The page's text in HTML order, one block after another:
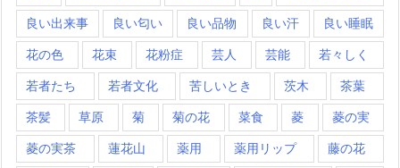
良い出来事 良い匂い 良い品物 良い汗 良い睡眠
花の色 花束 花粉症 芸人 芸能 若々しく
若者たち 若者文化 苦しいとき 茨木 茶葉
茶髪 草原 菊 菊の花 菜食 菱 菱の実
菱の実茶 蓮花山 薬用 薬用リップ 藤の花